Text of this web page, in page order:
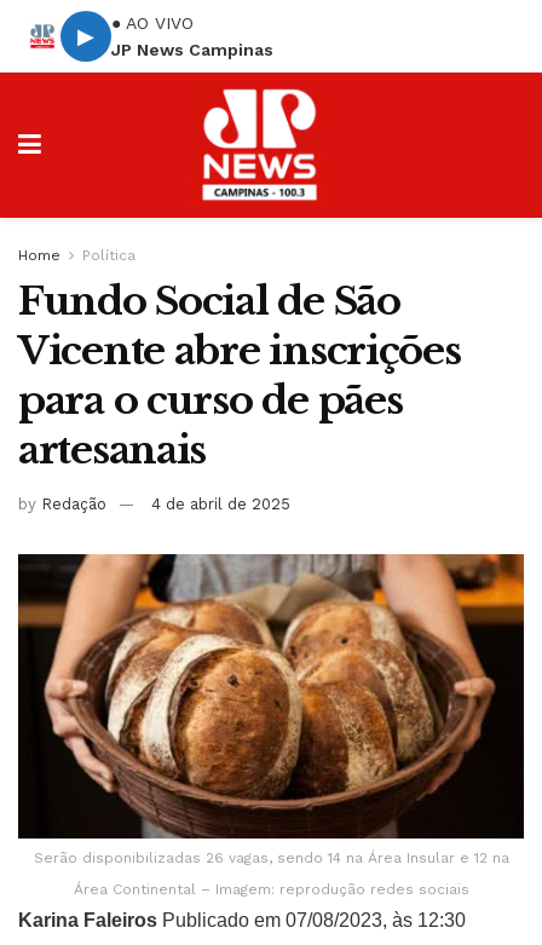
▶
● AO VIVO
JP News Campinas
Home Política
Fundo Social de São
Vicente abre inscrições
para o curso de pães
artesanais
by Redação 4 de abril de 2025
Serão disponibilizadas 26 vagas, sendo 14 na Área Insular e 12 na
Área Continental – Imagem: reprodução redes sociais
Karina Faleiros Publicado em 07/08/2023, às 12:30